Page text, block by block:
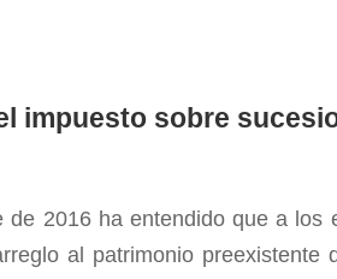
impuesto sobre
2016 ha entendido que a los
al patrimonio preexistente